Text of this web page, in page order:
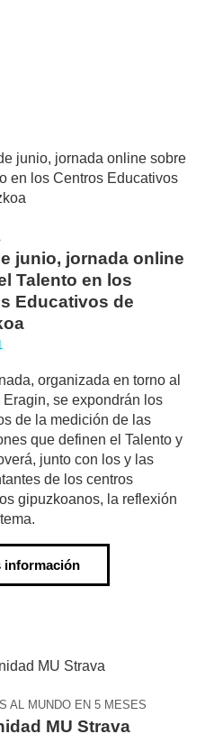
junio, jornada online
Talento en los
Educativos de
organizada en torno al
Eragin, se expondrán los
de la medición de las
que definen el Talento y
junto con los y las
de los centros
gipuzkoanos, la reflexión
información
AL MUNDO EN 5 MESES
MU Strava